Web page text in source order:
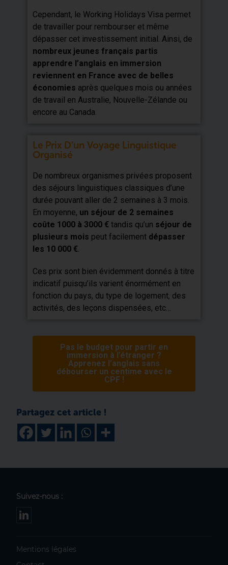
Cependant, le Working Holidays Visa permet
de travailler pour rembourser et même
dépasser cet investissement initial. Ainsi, de
nombreux jeunes français partis
apprendre l’anglais en immersion
reviennent en France avec de belles
économies après quelques mois ou années
de travail en Australie, Nouvelle-Zélande ou
encore au Canada.
Le Prix D’un Voyage Linguistique
Organisé
De nombreux organismes privées proposent
des séjours linguistiques classiques d’une
durée pouvant aller de 2 semaines à 3 mois.
En moyenne, un séjour de 2 semaines
coûte 1000 à 3000 € tandis qu’un séjour de
plusieurs mois peut facilement dépasser
les 10 000 €
Ces prix sont bien évidemment donnés à titre
indicatif puisqu’ils varient énormément en
fonction du pays, du type de logement, des
activités, des leçons dispensées, etc…
Pas le budget pour partir en
immersion à l’étranger ?
Apprenez l’anglais sans
débourser un centime avec le
CPF !
Mentions légales
Suivez-nous :